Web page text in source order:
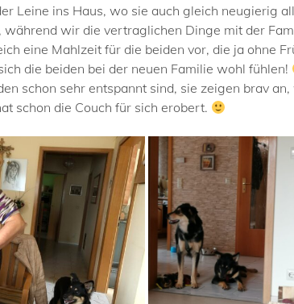
Leine ins Haus, wo sie auch gleich neugierig
während wir die vertraglichen Dinge mit der
eine Mahlzeit für die beiden vor, die ja ohne
die beiden bei der neuen Familie wohl fühlen!
schon sehr entspannt sind, sie zeigen brav
schon die Couch für sich erobert.